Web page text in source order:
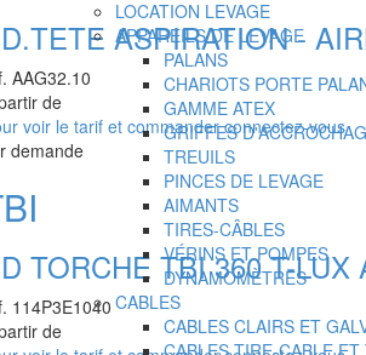
LOCATION LEVAGE
APPAREILS DE LEVAGE
PALANS
CHARIOTS PORTE
GAMME ATEX
GRIFFES
TREUILS
PINCES DE LEVAGE
AIMANTS
TIRES-CÂBLES
VÉRINS ET POMPES
DYNAMOMÈTRES
CABLES
CABLES CLAIRS ET
CABLES TIRE-CABLE
ASPIRATION -
AAG32.10
de
voir le tarif et commander connectez-vous
demande
TORCHE TBI 360 T-LUX
114P3E1040
de